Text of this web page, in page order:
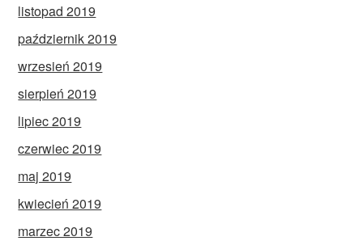
listopad 2019
październik 2019
wrzesień 2019
sierpień 2019
lipiec 2019
czerwiec 2019
maj 2019
kwiecień 2019
marzec 2019